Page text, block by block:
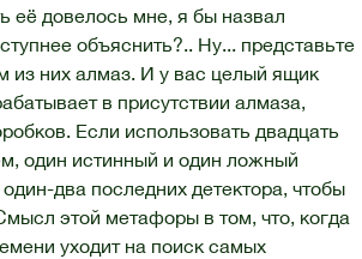
её довелось мне, я бы назвал
объяснить?.. Ну... представьте
из них алмаз. И у вас целый ящик
в присутствии алмаза,
Если использовать двадцать
один истинный и один ложный
два последних детектора, чтобы
этой метафоры в том, что, когда
уходит на поиск самых